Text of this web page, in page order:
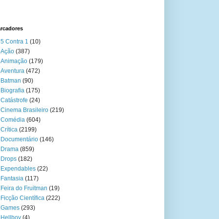
5 Contra 1 (10)
Ação (387)
Animação (179)
Aventura (472)
Batman (90)
Biografia (175)
Catástrofe (24)
Cinema Brasileiro (219)
Comédia (604)
Crítica (2199)
Documentário (146)
Drama (859)
Drops (182)
Expendables (22)
Fantasia (117)
Feira do Fruitman (19)
Ficção Científica (222)
Games (293)
Hellboy (4)